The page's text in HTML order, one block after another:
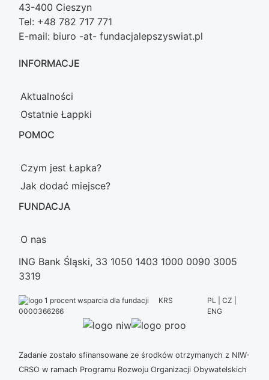
43-400 Cieszyn
Tel: +48 782 717 771
E-mail: biuro -at- fundacjalepszyswiat.pl
INFORMACJE
Aktualności
Ostatnie Łappki
POMOC
Czym jest Łapka?
Jak dodać miejsce?
FUNDACJA
O nas
ING Bank Śląski, 33 1050 1403 1000 0090 3005
3319
KRS
0000366266
PL | CZ |
ENG
Zadanie zostało sfinansowane ze środków otrzymanych z NIW-
CRSO w ramach Programu Rozwoju Organizacji Obywatelskich